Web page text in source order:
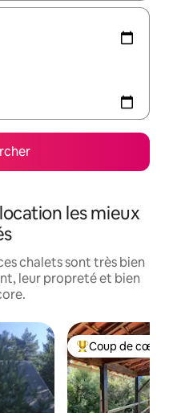
les mieux
chalets sont très bien
leur propreté et bien
Coups de cœur
Coup de cœur